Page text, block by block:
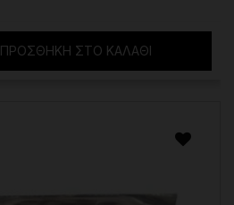
ΠΡΟΣΘΉΚΗ ΣΤΟ ΚΑΛΆΘΙ